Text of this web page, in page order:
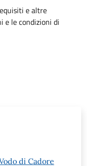
e altre
e le condizioni di
di Cadore